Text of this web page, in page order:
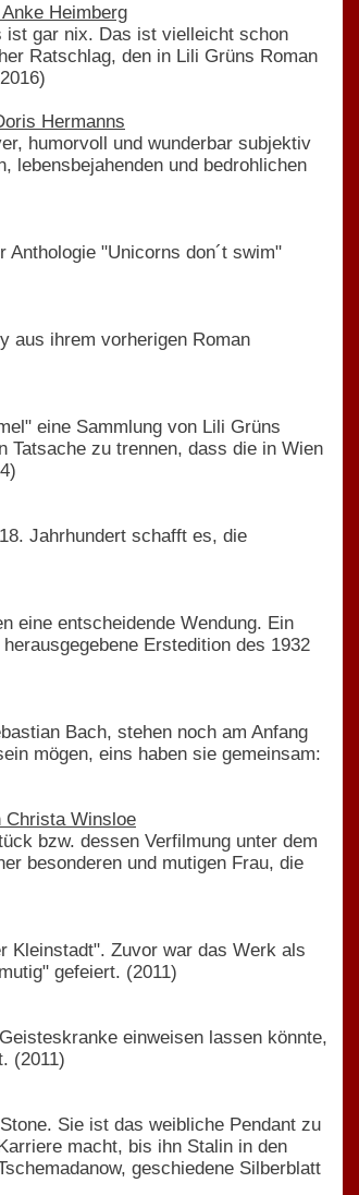
Heimberg
ist gar nix. Das ist vielleicht schon
Ratschlag, den in Lili Grüns Roman
Hermanns
humorvoll und wunderbar subjektiv
lebensbejahenden und bedrohlichen
"Unicorns don´t swim"
aus ihrem vorherigen Roman
eine Sammlung von Lili Grüns
Tatsache zu trennen, dass die in Wien
Jahrhundert schafft es, die
eine entscheidende Wendung. Ein
Erstedition des 1932
Bach, stehen noch am Anfang
mögen, eins haben sie gemeinsam:
Christa Winsloe
bzw. dessen Verfilmung unter dem
besonderen und mutigen Frau, die
Kleinstadt". Zuvor war das Werk als
gefeiert. (2011)
einweisen lassen könnte,
(2011)
Sie ist das weibliche Pendant zu
macht, bis ihn Stalin in den
geschiedene Silberblatt